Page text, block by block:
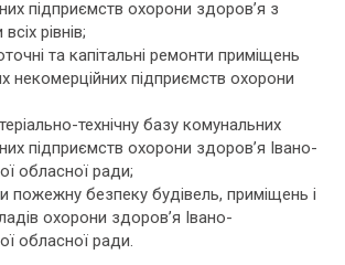
підприємств охорони здоров’я з
рівнів;
та капітальні ремонти приміщень
некомерційних підприємств охорони
технічну базу комунальних
підприємств охорони здоров’я Івано-
обласної ради;
пожежну безпеку будівель, приміщень і
охорони здоров’я Івано-
обласної ради.